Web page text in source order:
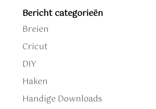
Bericht categorieën
Breien
Cricut
DIY
Haken
Handige Downloads